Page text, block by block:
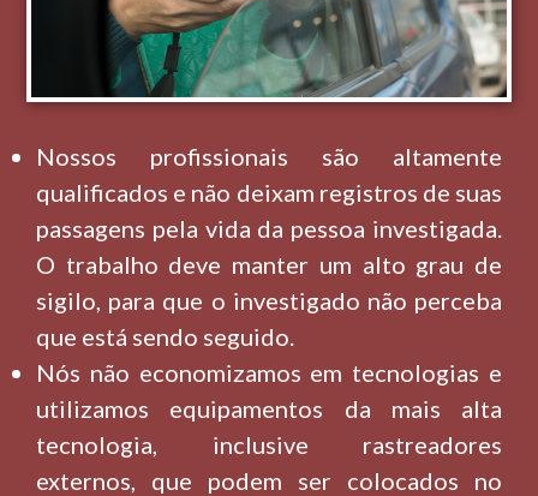
Nossos profissionais são altamente
qualificados e não deixam registros de suas
passagens pela vida da pessoa investigada.
O trabalho deve manter um alto grau de
sigilo, para que o investigado não perceba
que está sendo seguido.
Nós não economizamos em tecnologias e
utilizamos equipamentos da mais alta
tecnologia, inclusive rastreadores
externos, que podem ser colocados no